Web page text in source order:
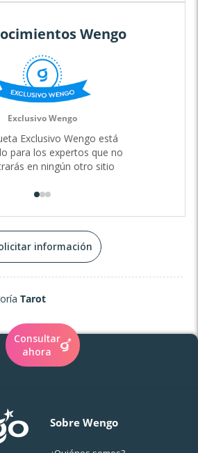
para caminar contigo en cada paso
no solo encontrarás respuestas,
un espacio seguro para
del alma me ha llevado a conectar
y ahora comparto este camino
espirituales y mi capacidad de guía,
y tu potencial más elevado. Juntos,
El camino espiritual no
permíteme ser tu compañera
💜
Wengo
Exclusivo Wengo
Exclusivo Wengo está
para los expertos que no
en ningún otro sitio
información
Tarot
Consultar
ahora
Sobre Wengo